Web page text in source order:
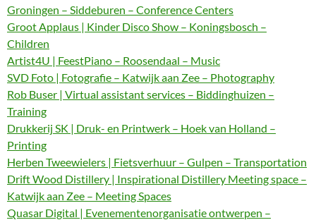
Groningen – Siddeburen – Conference Centers
Groot Applaus | Kinder Disco Show – Koningsbosch –
Children
Artist4U | FeestPiano – Roosendaal – Music
SVD Foto | Fotografie – Katwijk aan Zee – Photography
Rob Buser | Virtual assistant services – Biddinghuizen –
Training
Drukkerij SK | Druk- en Printwerk – Hoek van Holland –
Printing
Herben Tweewielers | Fietsverhuur – Gulpen – Transportation
Drift Wood Distillery | Inspirational Distillery Meeting space –
Katwijk aan Zee – Meeting Spaces
Quasar Digital | Evenementenorganisatie ontwerpen –